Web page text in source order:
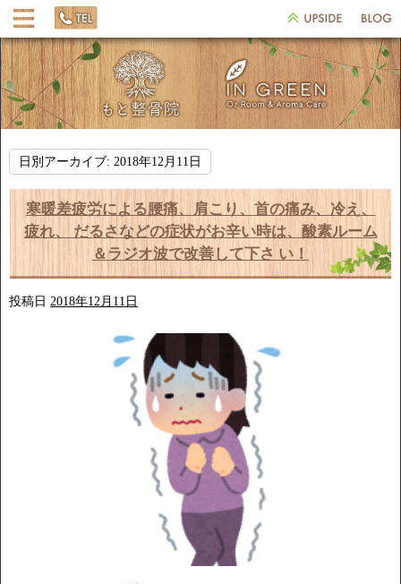
日別アーカイブ: 2018年12月11日
寒暖差疲労による腰痛、肩こり、首の痛み、冷え、
疲れ、 だるさなどの症状がお辛い時は、酸素ルーム
＆ラジオ波で改善して下さ い！
投稿日 2018年12月11日